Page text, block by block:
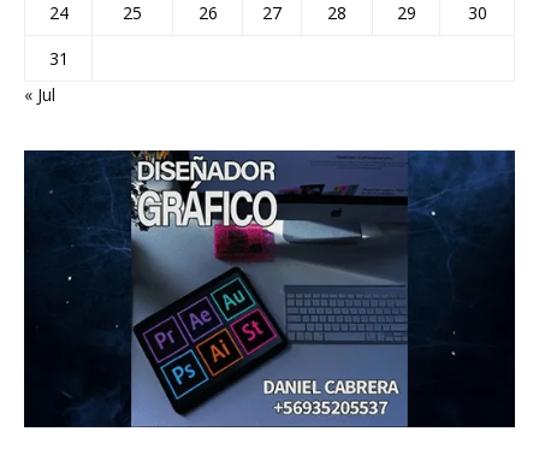
24
25 26 27 28 29
30
31
« Jul